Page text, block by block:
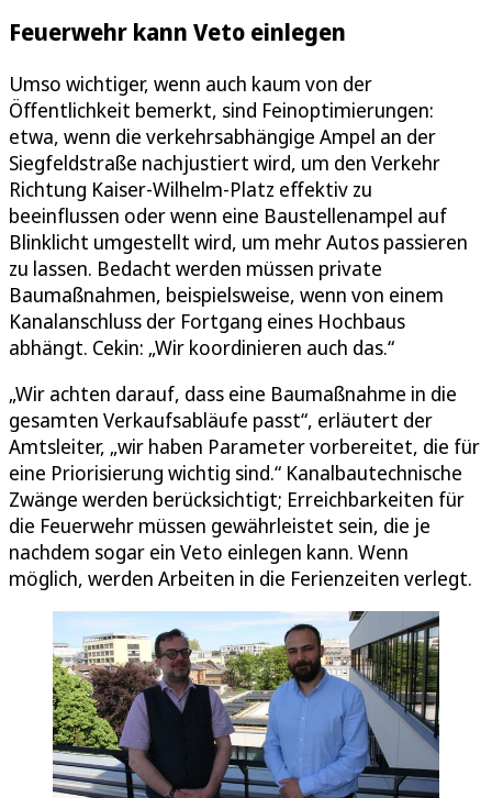
Feuerwehr kann Veto einlegen
Umso wichtiger, wenn auch kaum von der
Öffentlichkeit bemerkt, sind Feinoptimierungen:
etwa, wenn die verkehrsabhängige Ampel an der
Siegfeldstraße nachjustiert wird, um den Verkehr
Richtung Kaiser-Wilhelm-Platz effektiv zu
beeinflussen oder wenn eine Baustellenampel auf
Blinklicht umgestellt wird, um mehr Autos passieren
zu lassen. Bedacht werden müssen private
Baumaßnahmen, beispielsweise, wenn von einem
Kanalanschluss der Fortgang eines Hochbaus
abhängt. Cekin: „Wir koordinieren auch das.“
„Wir achten darauf, dass eine Baumaßnahme in die
gesamten Verkaufsabläufe passt“, erläutert der
Amtsleiter, „wir haben Parameter vorbereitet, die für
eine Priorisierung wichtig sind.“ Kanalbautechnische
Zwänge werden berücksichtigt; Erreichbarkeiten für
die Feuerwehr müssen gewährleistet sein, die je
nachdem sogar ein Veto einlegen kann. Wenn
möglich, werden Arbeiten in die Ferienzeiten verlegt.